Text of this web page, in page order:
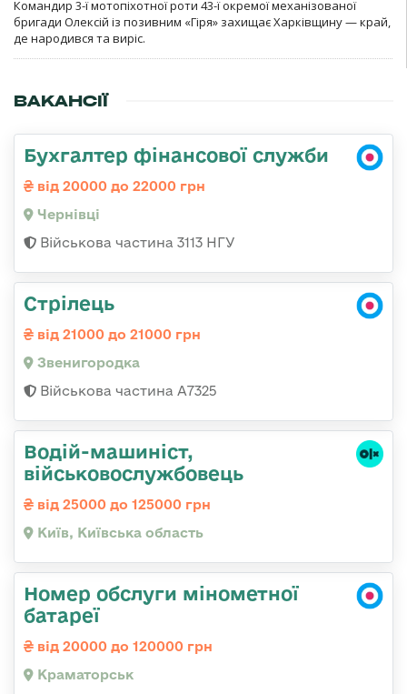
Командир 3-ї мотопіхотної роти 43-ї окремої механізованої
бригади Олексій із позивним «Гіря» захищає Харківщину — край,
де народився та виріс.
ВАКАНСІЇ
Бухгалтер фінансової служби
від 20000 до 22000 грн
Чернівці
Військова частина 3113 НГУ
Стрілець
від 21000 до 21000 грн
Звенигородка
Військова частина А7325
Водій-машиніст,
військовослужбовець
від 25000 до 125000 грн
Київ, Київська область
Номер обслуги мінометної
батареї
від 20000 до 120000 грн
Краматорськ